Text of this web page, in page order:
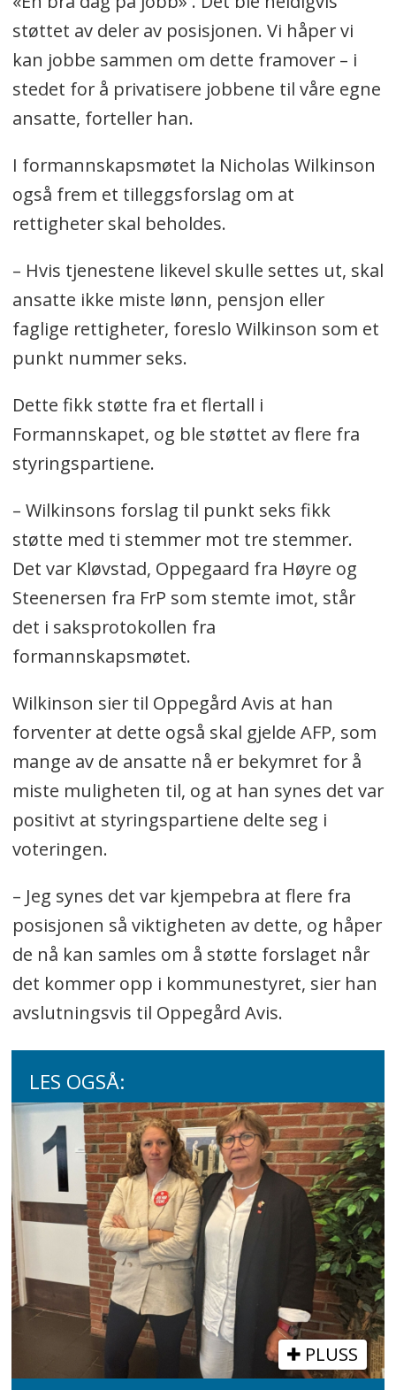
støttet av deler av posisjonen. Vi håper vi
kan jobbe sammen om dette framover – i
stedet for å privatisere jobbene til våre egne
ansatte, forteller han.
I formannskapsmøtet la Nicholas Wilkinson
også frem et tilleggsforslag om at
rettigheter skal beholdes.
– Hvis tjenestene likevel skulle settes ut, skal
ansatte ikke miste lønn, pensjon eller
faglige rettigheter, foreslo Wilkinson som et
punkt nummer seks.
Dette fikk støtte fra et flertall i
Formannskapet, og ble støttet av flere fra
styringspartiene.
– Wilkinsons forslag til punkt seks fikk
støtte med ti stemmer mot tre stemmer.
Det var Kløvstad, Oppegaard fra Høyre og
Steenersen fra FrP som stemte imot, står
det i saksprotokollen fra
formannskapsmøtet.
Wilkinson sier til Oppegård Avis at han
forventer at dette også skal gjelde AFP, som
mange av de ansatte nå er bekymret for å
miste muligheten til, og at han synes det var
positivt at styringspartiene delte seg i
voteringen.
– Jeg synes det var kjempebra at flere fra
posisjonen så viktigheten av dette, og håper
de nå kan samles om å støtte forslaget når
det kommer opp i kommunestyret, sier han
avslutningsvis til Oppegård Avis.
LES OGSÅ:
PLUSS